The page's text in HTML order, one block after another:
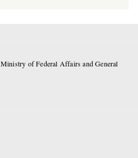
Ministry of Federal Affairs and General